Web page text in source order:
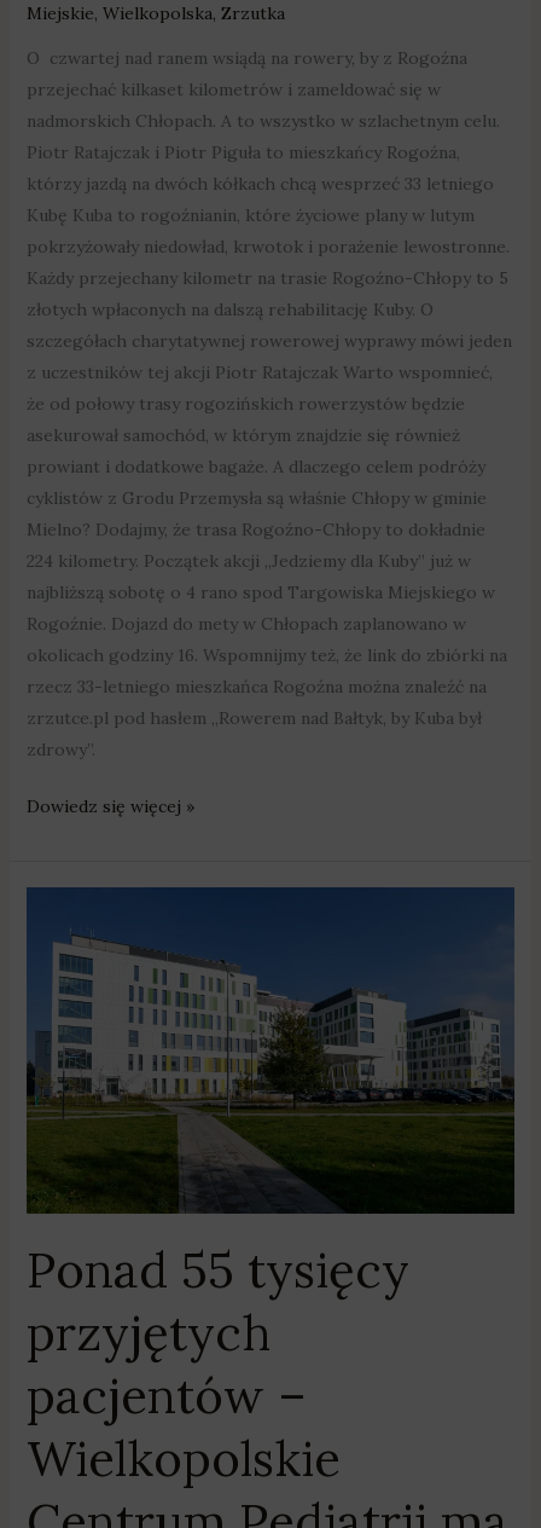
Miejskie, Wielkopolska, Zrzutka
O czwartej nad ranem wsiądą na rowery, by z Rogoźna
przejechać kilkaset kilometrów i zameldować się w
nadmorskich Chłopach. A to wszystko w szlachetnym celu.
Piotr Ratajczak i Piotr Piguła to mieszkańcy Rogoźna,
którzy jazdą na dwóch kółkach chcą wesprzeć 33 letniego
Kubę Kuba to rogoźnianin, które życiowe plany w lutym
pokrzyżowały niedowład, krwotok i porażenie lewostronne.
Każdy przejechany kilometr na trasie Rogoźno-Chłopy to 5
złotych wpłaconych na dalszą rehabilitację Kuby. O
szczegółach charytatywnej rowerowej wyprawy mówi jeden
z uczestników tej akcji Piotr Ratajczak Warto wspomnieć,
że od połowy trasy rogozińskich rowerzystów będzie
asekurował samochód, w którym znajdzie się również
prowiant i dodatkowe bagaże. A dlaczego celem podróży
cyklistów z Grodu Przemysła są właśnie Chłopy w gminie
Mielno? Dodajmy, że trasa Rogoźno-Chłopy to dokładnie
224 kilometry. Początek akcji „Jedziemy dla Kuby” już w
najbliższą sobotę o 4 rano spod Targowiska Miejskiego w
Rogoźnie. Dojazd do mety w Chłopach zaplanowano w
okolicach godziny 16. Wspomnijmy też, że link do zbiórki na
rzecz 33-letniego mieszkańca Rogoźna można znaleźć na
zrzutce.pl pod hasłem „Rowerem nad Bałtyk, by Kuba był
zdrowy”.
Dowiedz się więcej »
Ponad 55 tysięcy
przyjętych
pacjentów –
Wielkopolskie
tysięcy
przyjętych
pacjentów
–
Wielkopolskie
Centrum
Pediatrii
ma
już